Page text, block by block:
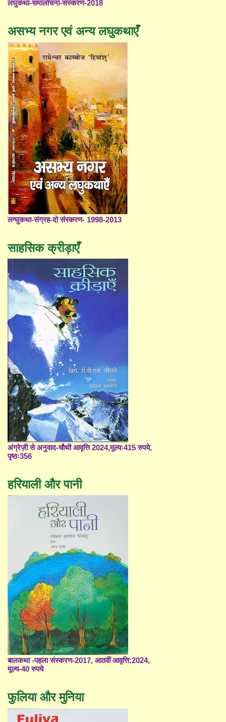
लघुकथा-समालोचना-संस्करण-2018
असभ्य नगर एवं अन्य लघुकथाएँ
लग्घुकथा-संग्रह-दो संस्करण- 1998-2013
साहसिक क्रीड़ाएँ
अंग्रेज़ी से अनुवाद-चौथी आवृत्ति 2024,मूल्यः415 रुपये,
पृष्ठः356
हरियाली और पानी
बालकथा -पहला संस्करण-2017, आठवीं आवृत्ति;2024,
मूल्य-40 रुपये
फुलिया और मुनिया